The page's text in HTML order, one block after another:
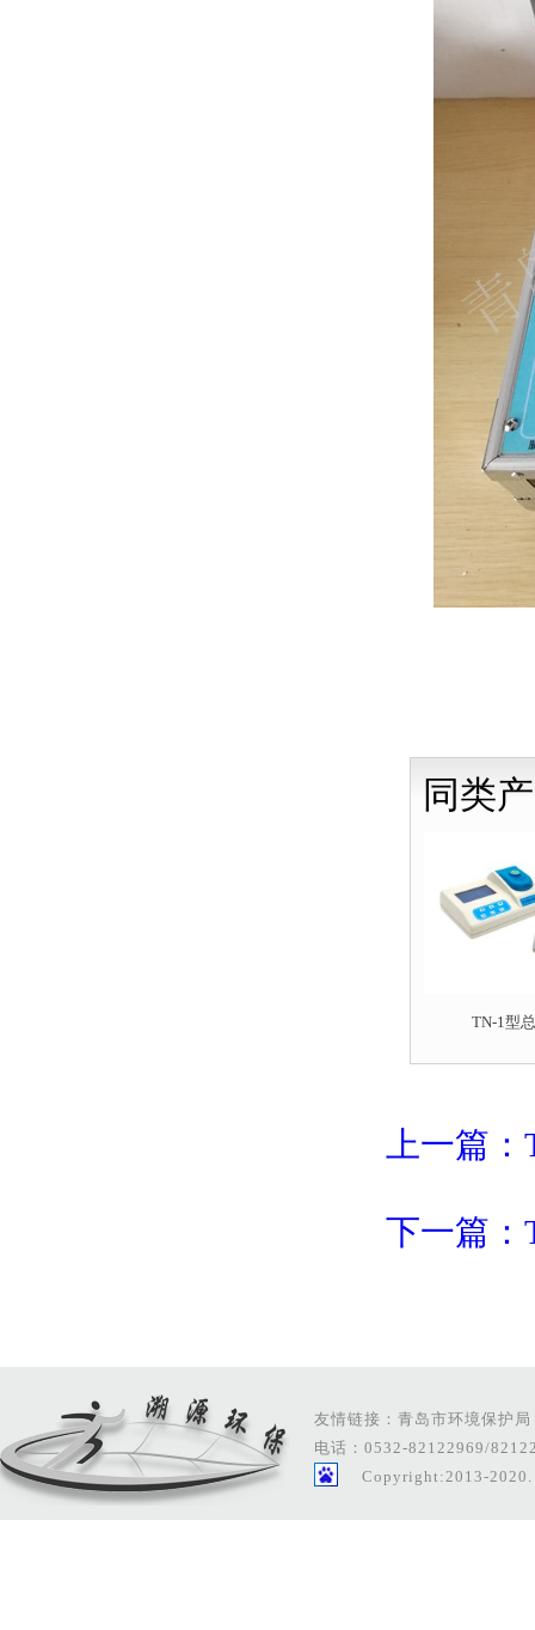
同类
TN-1型
上一篇
下一篇：
友情链接： 青岛市环境保护局
电话：0532-82122969/
Copyright:2013-2020.